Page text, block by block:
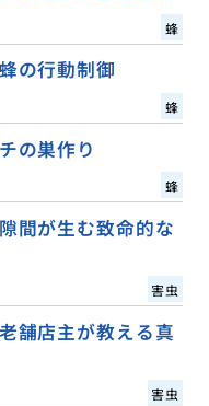
蜂
の行動制御
蜂
の巣作り
蜂
間が生む致命的な
害虫
舗店主が教える真
害虫